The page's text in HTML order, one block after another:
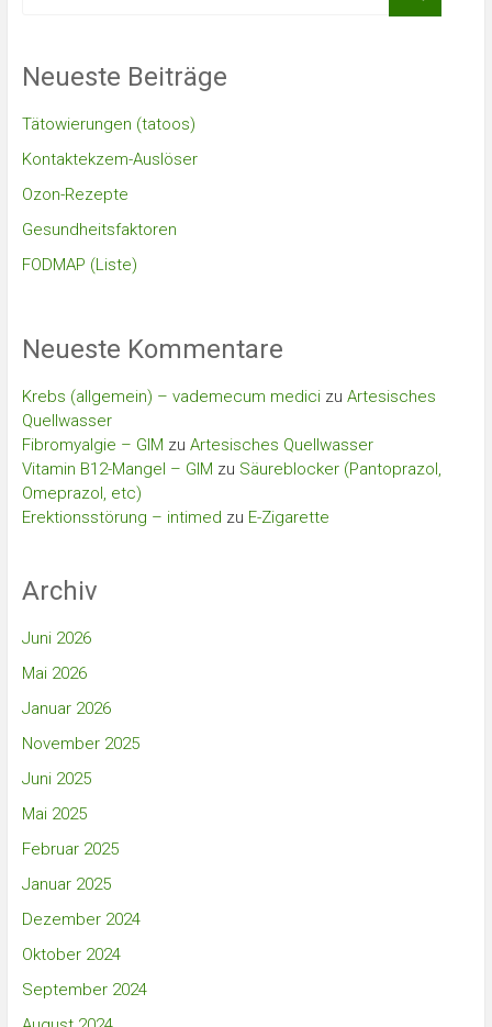
Neueste Beiträge
Tätowierungen (tatoos)
Kontaktekzem-Auslöser
Ozon-Rezepte
Gesundheitsfaktoren
FODMAP (Liste)
Neueste Kommentare
Krebs (allgemein) – vademecum medicizu Artesisches
Quellwasser
Fibromyalgie – GIM zu Artesisches Quellwasser
Vitamin B12-Mangel – GIM zu Säureblocker (Pantoprazol,
Omeprazol, etc)
Erektionsstörung – intimed zu E-Zigarette
Archiv
Juni 2026
Mai 2026
Januar 2026
November 2025
Juni 2025
Mai 2025
Februar 2025
Januar 2025
Dezember 2024
Oktober 2024
September 2024